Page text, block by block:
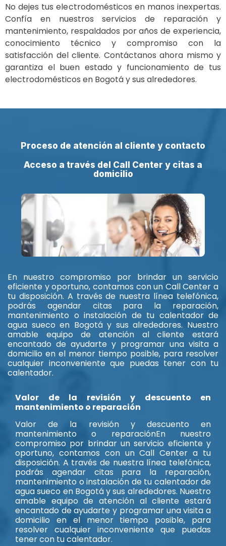
No dejes tus electrodomésticos en manos inexpertas.
Confía en nuestros servicios de reparación y
mantenimiento, respaldados por años de experiencia,
conocimiento técnico y compromiso con la
satisfacción del cliente. Contáctanos ahora mismo y
garantiza el buen estado y funcionamiento de tus
electrodomésticos en Bogotá y sus alrededores.
Proceso de atención al cliente y contacto
Acceso a través del Call Center y citas a
domicilio
En nuestro compromiso por brindar un servicio
eficiente y oportuno, contamos con un Call Center a
tu disposición. A través de nuestra línea telefónica,
podrás agendar citas para la reparación,
mantenimiento o instalación de tu calentador de
agua sueco en Bogotá y sus alrededores. Nuestro
amable equipo de atención al cliente estará
encantado de ayudarte y programar una visita a
domicilio en el menor tiempo posible, para resolver
cualquier inconveniente que puedas tener con tu
calentador.
Valor de la revisión y descuento en
mantenimiento o reparación
Valor de la revisión y descuento en
mantenimiento o reparaciónEn nuestro
compromiso por brindar un servicio eficiente y
oportuno, contamos con un Call Center a tu
disposición. A través de nuestra línea telefónica,
podrás agendar citas para la reparación,
mantenimiento o instalación de tu calentador de
agua sueco en Bogotá y sus alrededores. Nuestro
amable equipo de atención al cliente estará
encantado de ayudarte y programar una visita a
domicilio en el menor tiempo posible, para
resolver cualquier inconveniente que puedas
tener con tu calentador.